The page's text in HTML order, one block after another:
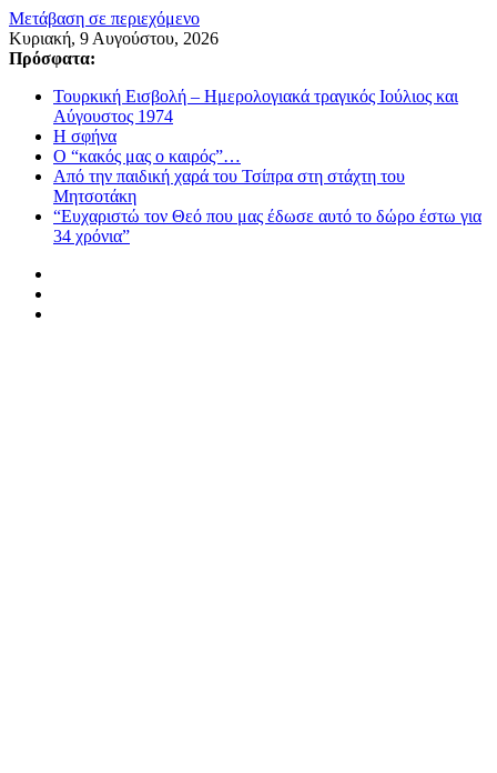
Μετάβαση σε περιεχόμενο
Κυριακή, 9 Αυγούστου, 2026
Πρόσφατα:
Τουρκική Εισβολή – Ημερολογιακά τραγικός Ιούλιος και
Αύγουστος 1974
Η σφήνα
Ο “κακός μας ο καιρός”…
Από την παιδική χαρά του Τσίπρα στη στάχτη του
Μητσοτάκη
“Ευχαριστώ τον Θεό που μας έδωσε αυτό το δώρο έστω για
34 χρόνια”